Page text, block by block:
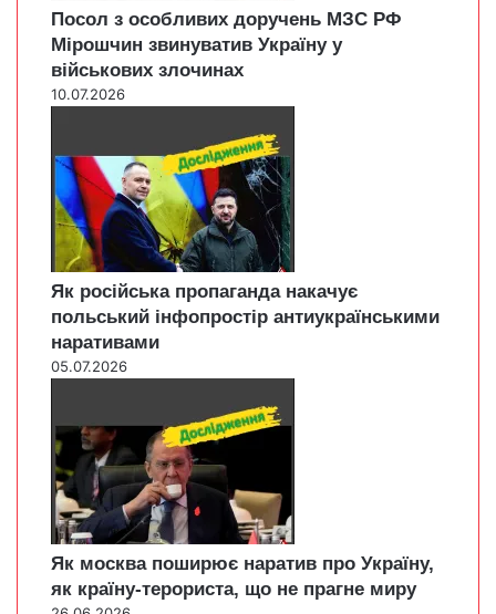
Посол з особливих доручень МЗС РФ
Мірошчин звинуватив Україну у
військових злочинах
10.07.2026
Як російська пропаганда накачує
польський інфопростір антиукраїнськими
наративами
05.07.2026
Як москва поширює наратив про Україну,
як країну-терориста, що не прагне миру